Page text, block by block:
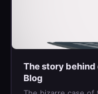
The story behind
Blog